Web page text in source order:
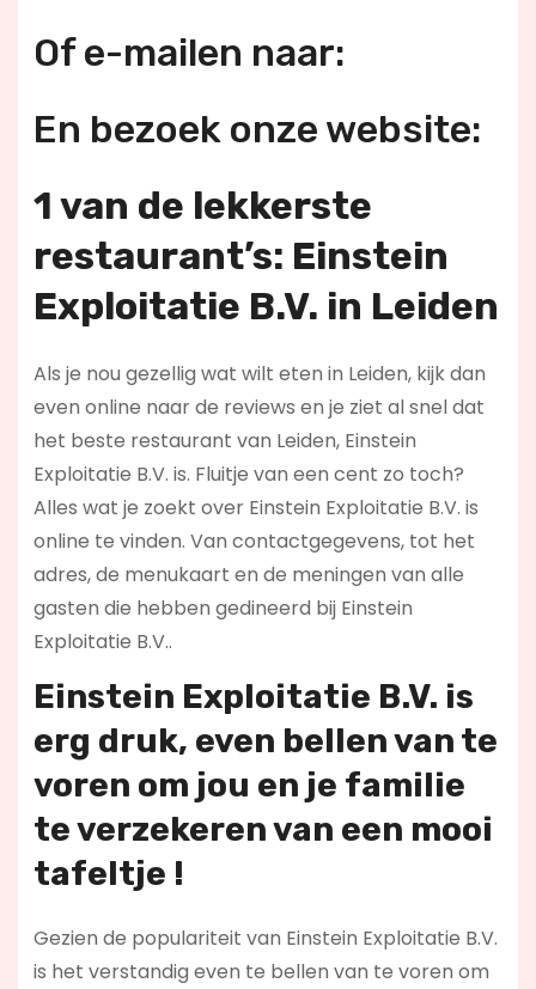
Of e-mailen naar:
En bezoek onze website:
1 van de lekkerste
restaurant’s: Einstein
Exploitatie B.V. in Leiden
Als je nou gezellig wat wilt eten in Leiden, kijk dan
even online naar de reviews en je ziet al snel dat
het beste restaurant van Leiden, Einstein
Exploitatie B.V. is. Fluitje van een cent zo toch?
Alles wat je zoekt over Einstein Exploitatie B.V. is
online te vinden. Van contactgegevens, tot het
adres, de menukaart en de meningen van alle
gasten die hebben gedineerd bij Einstein
Exploitatie B.V..
Einstein Exploitatie B.V. is
erg druk, even bellen van te
voren om jou en je familie
te verzekeren van een mooi
tafeltje !
Gezien de populariteit van Einstein Exploitatie B.V.
is het verstandig even te bellen van te voren om